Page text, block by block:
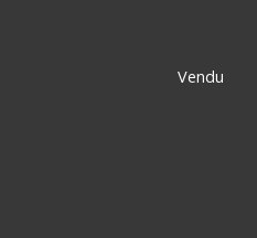
Vendu